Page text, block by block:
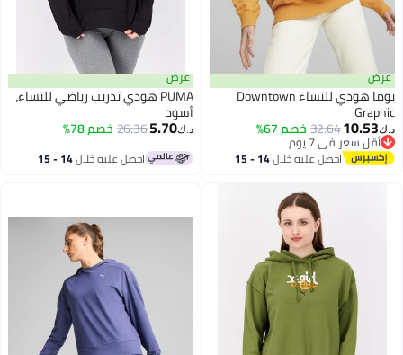
عرض
بوما هودي للنساء Downtown
Graphic
د.ك‏10.53
32.64خصم 67%
أقل سعر في 7 يوم
أقل سعر في 7 يوماحصل عليه خلال 14 - 15
عرض
PUMA هودي تدريب رياضي للنساء،
أسود
د.ك‏5.70
26.36خصم 78%
احصل عليه خلال 14 - 15